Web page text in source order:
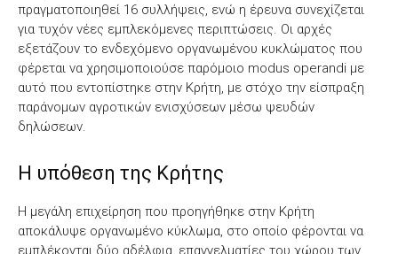
πραγματοποιηθεί 16 συλλήψεις, ενώ η έρευνα συνεχίζεται
για τυχόν νέες εμπλεκόμενες περιπτώσεις. Οι αρχές
εξετάζουν το ενδεχόμενο οργανωμένου κυκλώματος που
φέρεται να χρησιμοποιούσε παρόμοιο modus operandi με
αυτό που εντοπίστηκε στην Κρήτη, με στόχο την είσπραξη
παράνομων αγροτικών ενισχύσεων μέσω ψευδών
δηλώσεων.
Η υπόθεση της Κρήτης
Η μεγάλη επιχείρηση που προηγήθηκε στην Κρήτη
αποκάλυψε οργανωμένο κύκλωμα, στο οποίο φέρονται να
εμπλέκονται δύο αδέλφια, επαγγελματίες του χώρου των